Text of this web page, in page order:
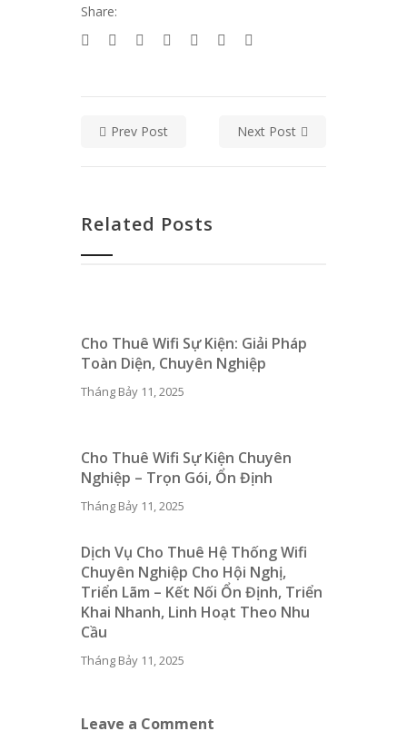
Share:
Prev Post Next Post
Related Posts
Cho Thuê Wifi Sự Kiện: Giải Pháp
Toàn Diện, Chuyên Nghiệp
Tháng Bảy 11, 2025
Cho Thuê Wifi Sự Kiện Chuyên
Nghiệp – Trọn Gói, Ổn Định
Tháng Bảy 11, 2025
Dịch Vụ Cho Thuê Hệ Thống Wifi
Chuyên Nghiệp Cho Hội Nghị,
Triển Lãm – Kết Nối Ổn Định, Triển
Khai Nhanh, Linh Hoạt Theo Nhu
Cầu
Tháng Bảy 11, 2025
Leave a Comment